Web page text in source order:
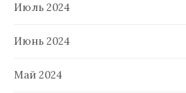
Июль 2024
Июнь 2024
Май 2024